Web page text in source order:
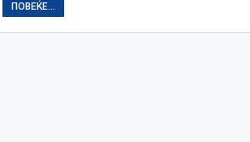
ПОВЕЌЕ...